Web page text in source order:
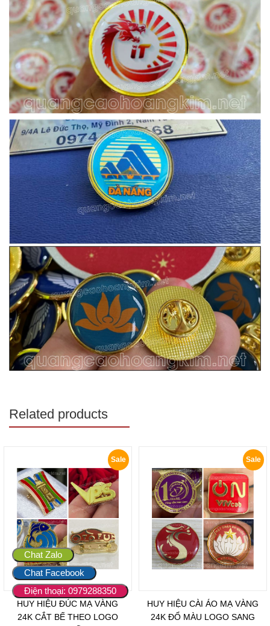
Related products
Sale
HUY HIỆU ĐÚC MẠ VÀNG
24K CẮT BẾ THEO LOGO
Sale
HUY HIỆU CÀI ÁO MẠ VÀNG
24K ĐỔ MÀU LOGO SANG
Chat Zalo
Chat Facebook
Điện thoại: 0979288350